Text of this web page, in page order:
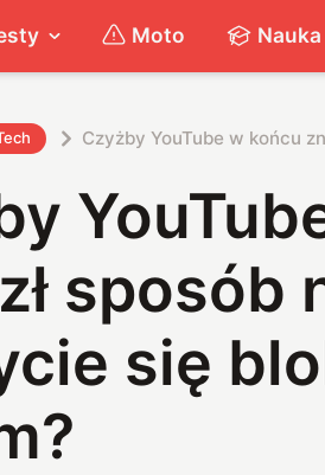
Moto Nauka
Czyżby YouTube w końcu
sposób
się